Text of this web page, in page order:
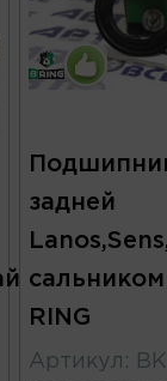
задней
RING
Артикул :